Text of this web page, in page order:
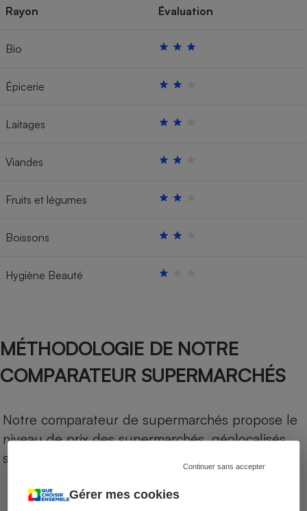
Gérer mes cookies
Continuer sans accepter
Rayon Évaluation
Bio
Épicerie
Laitages
Viandes
Fruits et légumes
Boissons
Hygiène Beauté
MÉTHODOLOGIE DE NOTRE
COMPARATEUR SUPERMARCHÉS
Notre comparateur de supermarchés propose le
niveau de prix des supermarchés, géolocalisés
sur le territoire français.